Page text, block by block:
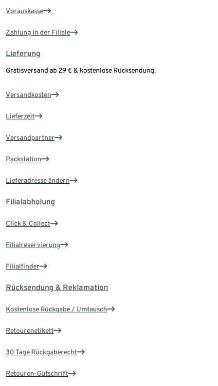
Vorauskasse
Zahlung in der Filiale
Lieferung
Gratisversand ab 29 € & kostenlose Rücksendung.
Versandkosten
Lieferzeit
Versandpartner
Packstation
Lieferadresse ändern
Filialabholung
Click & Collect
Filialreservierung
Filialfinder
Rücksendung & Reklamation
Kostenlose Rückgabe / Umtausch
Retourenetikett
30 Tage Rückgaberecht
Retouren-Gutschrift